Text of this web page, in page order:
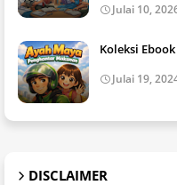
Julai 10,
Koleksi
Julai 19,
DISCLAIMER